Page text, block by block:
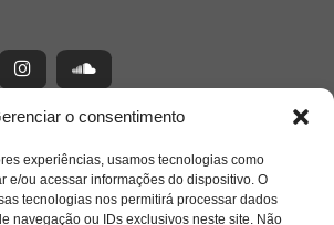
o consentimento
experiências, usamos tecnologias como
e/ou acessar informações do dispositivo. O
tecnologias nos permitirá processar dados
navegação ou IDs exclusivos neste site. Não